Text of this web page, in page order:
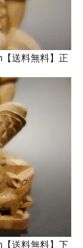
送料無料】正
送料無料】下